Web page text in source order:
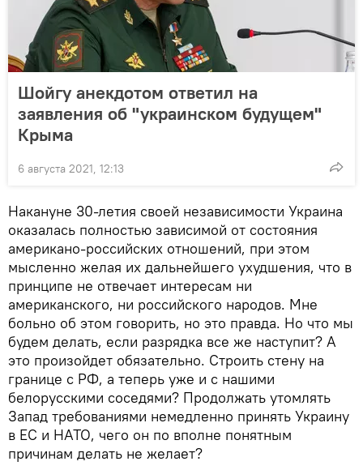
Шойгу анекдотом ответил на
заявления об "украинском будущем"
Крыма
6 августа 2021, 12:13
Накануне 30-летия своей независимости Украина
оказалась полностью зависимой от состояния
американо-российских отношений, при этом
мысленно желая их дальнейшего ухудшения, что в
принципе не отвечает интересам ни
американского, ни российского народов. Мне
больно об этом говорить, но это правда. Но что мы
будем делать, если разрядка все же наступит? А
это произойдет обязательно. Строить стену на
границе с РФ, а теперь уже и с нашими
белорусскими соседями? Продолжать утомлять
Запад требованиями немедленно принять Украину
в ЕС и НАТО, чего он по вполне понятным
причинам делать не желает?